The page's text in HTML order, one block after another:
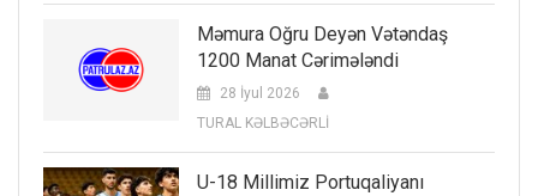
Məmura Oğru Deyən Vətəndaş
1200 Manat Cərimələndi
28 İyul 2026
TURAL KƏLBƏCƏRLİ
U-18 Millimiz Portuqaliyanı